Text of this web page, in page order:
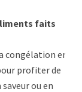
faits
congélation en
profiter de
ou en